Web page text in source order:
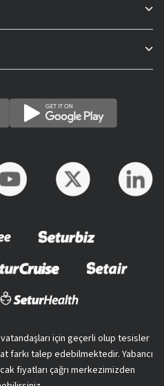
için geçerli olup tesisler
farkı talep edebilmektedir. Yabancı
fiyatları çağrı merkezimizden